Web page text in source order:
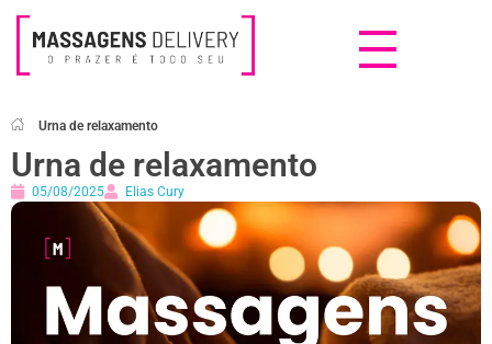
Urna de relaxamento
Urna de relaxamento
05/08/2025 Elias Cury